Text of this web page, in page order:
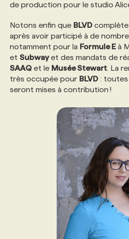
PROGRAMMES DE
FAQ
ANNONCEZ AVEC NOUS
de production pour le studio
Notons enfin que BLVD
après avoir participé à de
notamment pour la Formule Eà
et Subwayet des mandats de
SAAQ et le Musée Stewart . La
très occupée pour BLVD : toutes
seront mises à contribution !